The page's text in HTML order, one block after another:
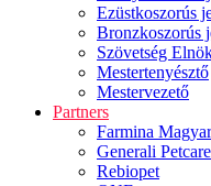
Ezüstkoszorús
Bronzkoszorús
Szövetség
Mestertenyésztő
Mestervezető
Partners
Farmina
Generali
Rebiopet